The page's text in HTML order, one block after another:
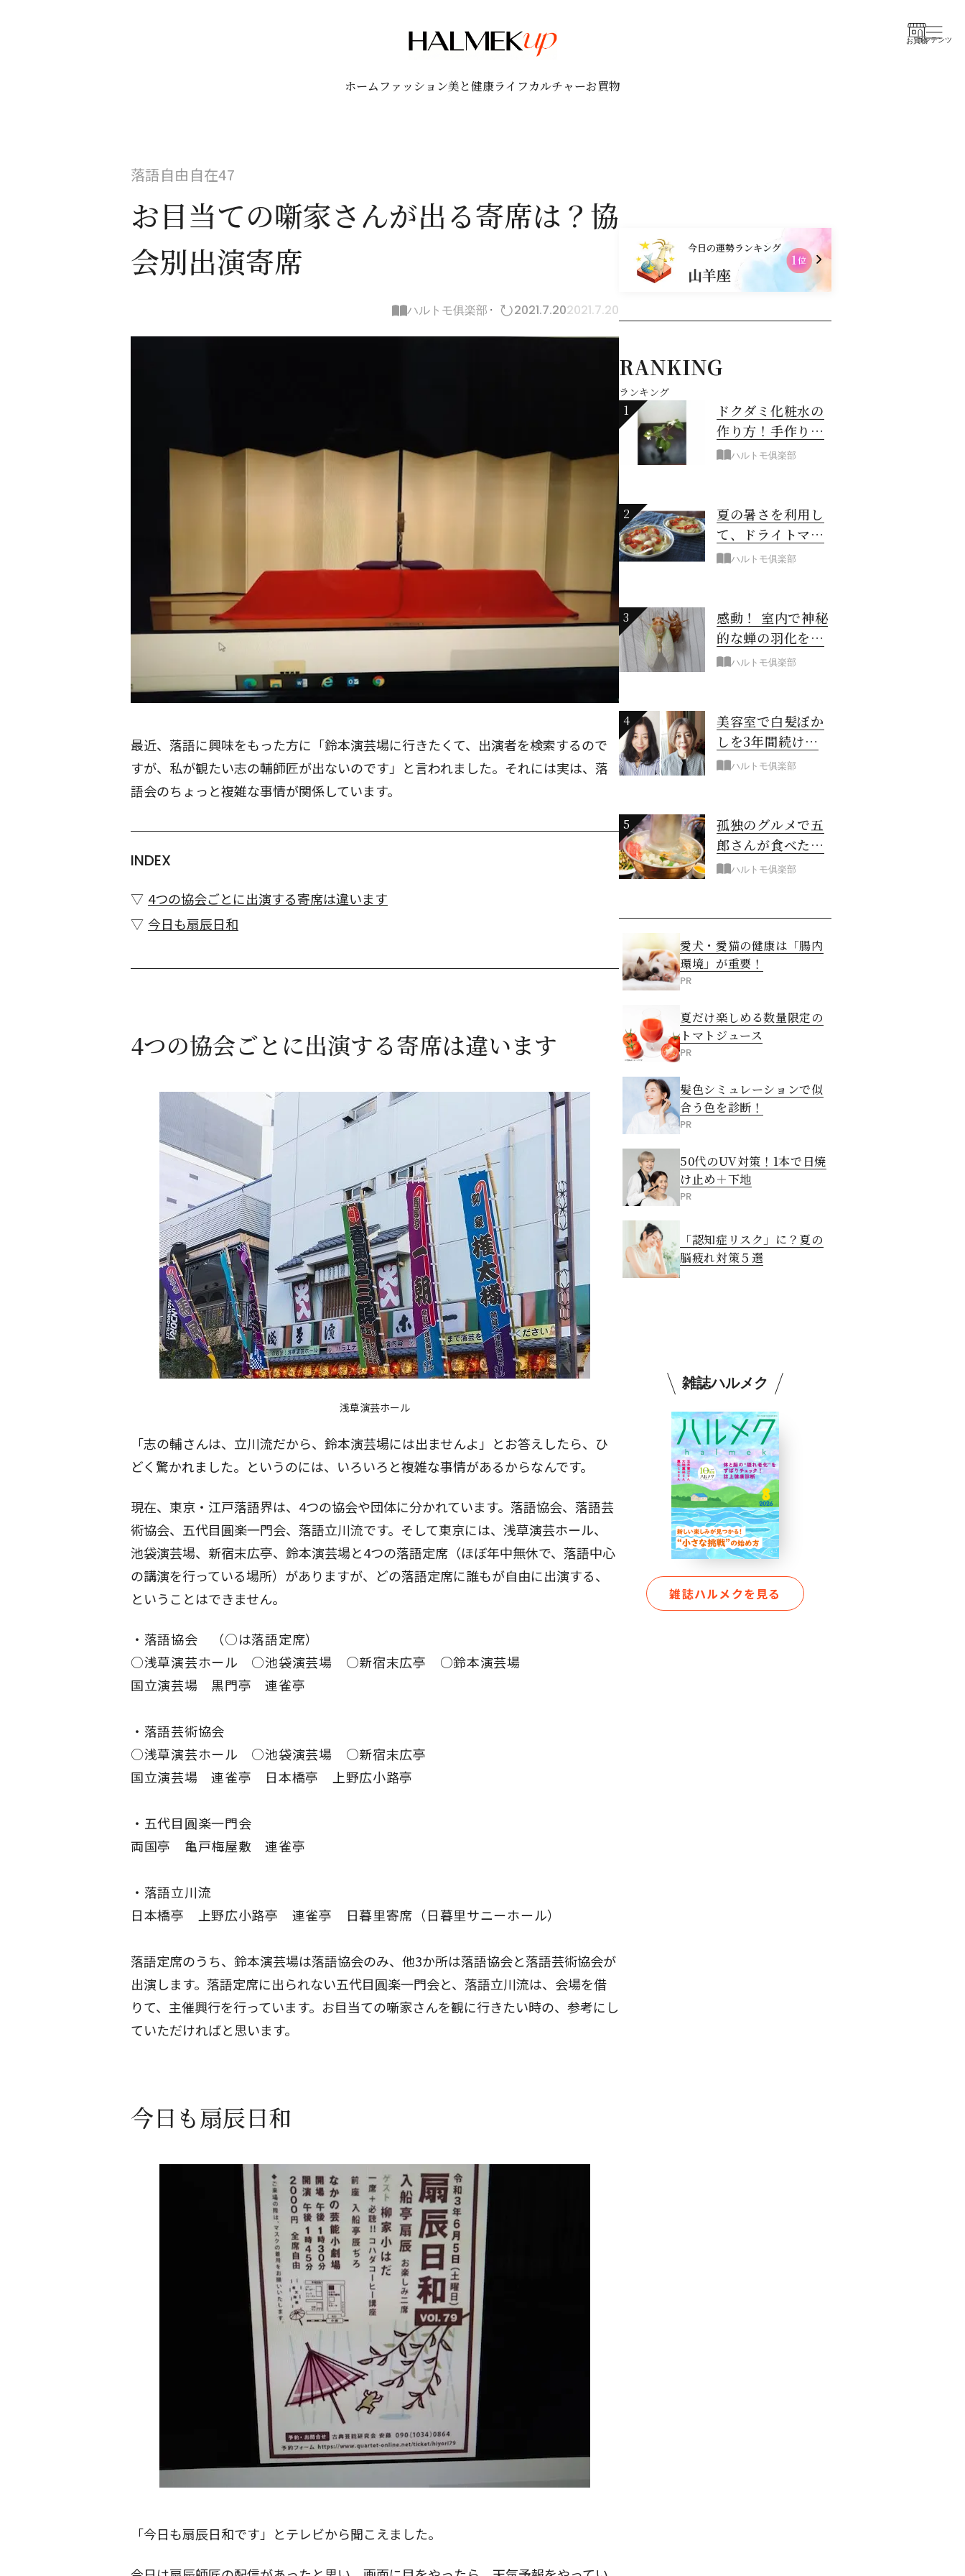
お買物コンテンツ
ホーム ファッション美と健康ライフカルチャーお買物
落語自由自在47
お目当ての噺家さんが出る寄席は？協
会別出演寄席
ハルトモ俱楽部 2021.7.202021.7.20
最近、落語に興味をもった方に「鈴本演芸場に行きたくて、出演者を検索するので
すが、私が観たい志の輔師匠が出ないのです」と言われました。それには実は、落
語会のちょっと複雑な事情が関係しています。
INDEX
4つの協会ごとに出演する寄席は違います
今日も扇辰日和
4つの協会ごとに出演する寄席は違います
浅草演芸ホール
「志の輔さんは、立川流だから、鈴本演芸場には出ませんよ」とお答えしたら、ひ
どく驚かれました。というのには、いろいろと複雑な事情があるからなんです。
現在、東京・江戸落語界は、4つの協会や団体に分かれています。落語協会、落語芸
術協会、五代目圓楽一門会、落語立川流です。そして東京には、浅草演芸ホール、
池袋演芸場、新宿末広亭、鈴本演芸場と4つの落語定席（ほぼ年中無休で、落語中心
の講演を行っている場所）がありますが、どの落語定席に誰もが自由に出演する、
ということはできません。
落語協会 （○は落語定席）
○浅草演芸ホール ○池袋演芸場 ○新宿末広亭 ○鈴本演芸場
国立演芸場 黒門亭 連雀亭
落語芸術協会
○浅草演芸ホール ○池袋演芸場 ○新宿末広亭
国立演芸場 連雀亭 日本橋亭 上野広小路亭
五代目圓楽一門会
両国亭 亀戸梅屋敷 連雀亭
落語立川流
日本橋亭 上野広小路亭 連雀亭 日暮里寄席（日暮里サニーホール）
落語定席のうち、鈴本演芸場は落語協会のみ、他3か所は落語協会と落語芸術協会が
出演します。落語定席に出られない五代目圓楽一門会と、落語立川流は、会場を借
りて、主催興行を行っています。お目当ての噺家さんを観に行きたい時の、参考にし
ていただければと思います。
今日も扇辰日和
「今日も扇辰日和です」とテレビから聞こえました。
今日の運勢ランキング
山羊座
獅子座
2位
RANKING
ランキング
1
ドクダミ化粧水の
作り方！手作り化
粧水の材料・手
ハルトモ俱楽部
2
夏の暑さを利用し
て、ドライトマト
作り！
ハルトモ俱楽部
3
感動！ 室内で神秘
的な蝉の羽化を観
察してみました
ハルトモ俱楽部
4
美容室で白髪ぼか
しを3年間続けて
きた経過
ハルトモ俱楽部
5
孤独のグルメで五
郎さんが食べた台
湾の鍋をご家庭
ハルトモ俱楽部
愛犬・愛猫の健康は「腸内
環境」が重要！
PR
夏だけ楽しめる数量限定の
トマトジュース
PR
髪色シミュレーションで似
合う色を診断！
PR
50代のUV対策！1本で日焼
け止め＋下地
PR
「認知症リスク」に？夏の
脳疲れ対策５選
雑誌ハルメク
雑誌ハルメクを見る
閉じる